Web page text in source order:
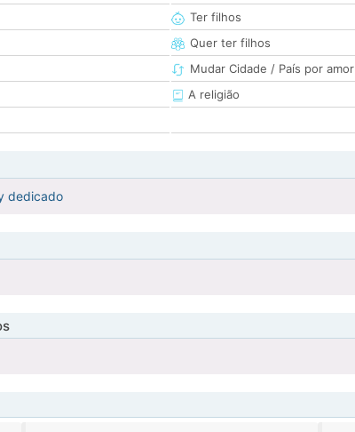
Ter filhos
Quer ter filhos
Mudar Cidade / País por amor
A religião
dedicado